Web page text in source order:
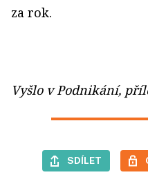
za rok.
Vyšlo v Podnikání,
SDÍLET